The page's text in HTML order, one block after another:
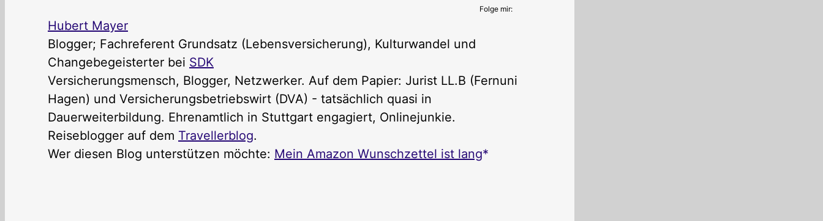
Folge mir:
Hubert Mayer
Blogger; Fachreferent Grundsatz (Lebensversicherung), Kulturwandel und
Changebegeisterter bei SDK
Versicherungsmensch, Blogger, Netzwerker. Auf dem Papier: Jurist LL.B (Fernuni
Hagen) und Versicherungsbetriebswirt (DVA) - tatsächlich quasi in
Dauerweiterbildung. Ehrenamtlich in Stuttgart engagiert, Onlinejunkie.
Reiseblogger auf dem Travellerblog.
Wer diesen Blog unterstützen möchte: Mein Amazon Wunschzettel ist lang